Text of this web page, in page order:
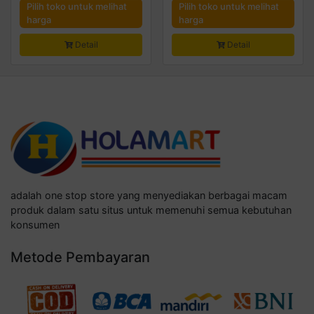
Pilih toko untuk melihat
harga
Detail
Pilih toko untuk melihat
harga
Detail
adalah one stop store yang menyediakan berbagai macam
produk dalam satu situs untuk memenuhi semua kebutuhan
konsumen
Metode Pembayaran